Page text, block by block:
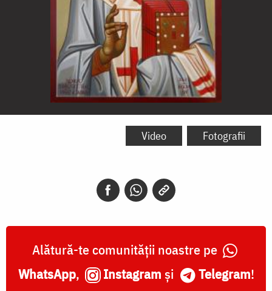
Sfântul
Video Fotografii
Alătură-te comunității noastre pe
WhatsApp, Instagram și Telegram!